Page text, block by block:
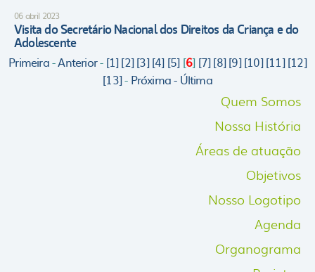
06 abril 2023
Visita do Secretário Nacional dos Direitos da Criança e do
Adolescente
Primeira-Anterior- [1][2] [3] [4] [5][6] [7] [8] [9] [10] [11] [12]
[13]- Próxima - Última
Quem Somos
Nossa História
Áreas de atuação
Objetivos
Nosso Logotipo
Agenda
Organograma